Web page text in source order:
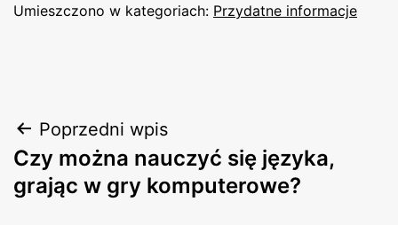
Umieszczono w kategoriach: Przydatne informacje
Nawigacja
wpisu
Poprzedni wpis
Czy można nauczyć się języka,
grając w gry komputerowe?